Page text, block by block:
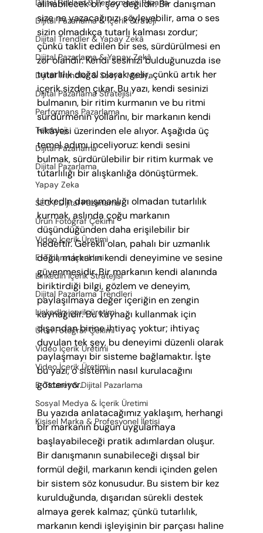
Dijital Reklam & Performans Pazarla
Dijital Pazarlama & İçerik Strateji
Dijital Trendler & Yapay Zekâ
Dijital Pazarlama & Yapay Zekâ
Dijital Trendler & Sosyal Medya
Dijital Pazarlama Stratejisi
Performans Pazarlama
Teknoloji
Dijital Pazarlama
Dijital Pazarlama
Yapay Zeka
SEO / Dijital Pazarlama
Ürün Fotoğraf Çekimi
Video İçerik Üretimi
E-Ticaret İçerikleri
LinkedIn İçerik Stratejisi
Dijital Pazarlama Trendleri
LinkedIn içerik üretimi
Ürün Fotoğraf Çekimi
Video İçerik Üretimi
Video İçerik Üretimi
E-Ticaret & Dijital Pazarlama
Sosyal Medya & İçerik Üretimi
Kişisel Marka & Profesyonel İletişi
alınabilecek bir şey değildir. Bir danışman
size ne yazacağınızı söyleyebilir, ama o ses
sizin olmadıkça tutarlı kalması zordur;
çünkü taklit edilen bir ses, sürdürülmesi en
zor olandır. Kendi sesinizi bulduğunuzda ise
tutarlılık doğal olarak gelir, çünkü artık her
içerik sizden çıkar. Bu yazı, kendi sesinizi
bulmanın, bir ritim kurmanın ve bu ritmi
sürdürmenin yollarını, bir markanın kendi
hikâyesi üzerinden ele alıyor. Aşağıda üç
temel adımı inceliyoruz: kendi sesini
bulmak, sürdürülebilir bir ritim kurmak ve
tutarlılığı bir alışkanlığa dönüştürmek.
LinkedIn danışmanlığı olmadan tutarlılık
kurmak, aslında çoğu markanın
düşündüğünden daha erişilebilir bir
hedeftir. Gerekli olan, pahalı bir uzmanlık
değil, markanın kendi deneyimine ve sesine
güvenmesidir. Bir markanın kendi alanında
biriktirdiği bilgi, gözlem ve deneyim,
paylaşılmaya değer içeriğin en zengin
kaynağıdır. Bu kaynağı kullanmak için
dışarıdan birine ihtiyaç yoktur; ihtiyaç
duyulan tek şey, bu deneyimi düzenli olarak
paylaşmayı bir sisteme bağlamaktır. İşte
bu yazı, o sistemin nasıl kurulacağını
gösteriyor.
Bu yazıda anlatacağımız yaklaşım, herhangi
bir markanın bugün uygulamaya
başlayabileceği pratik adımlardan oluşur.
Bir danışmanın sunabileceği dışsal bir
formül değil, markanın kendi içinden gelen
bir sistem söz konusudur. Bu sistem bir kez
kurulduğunda, dışarıdan sürekli destek
almaya gerek kalmaz; çünkü tutarlılık,
markanın kendi işleyişinin bir parçası haline